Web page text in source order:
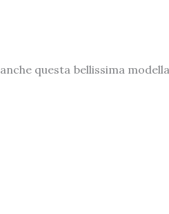
questa bellissima